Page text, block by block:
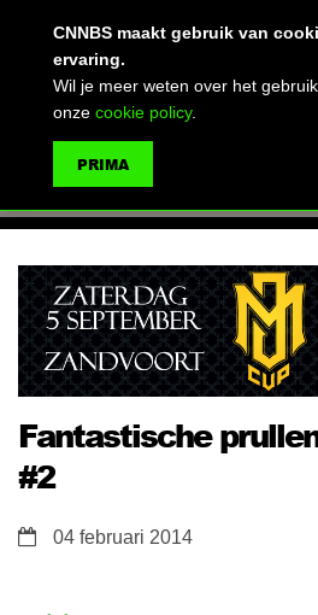
Fantastische
#2
04 februari 2014
CNNBS maakt gebruik van
ervaring.
Wil je meer weten over het
onze cookie policy.
PRIMA